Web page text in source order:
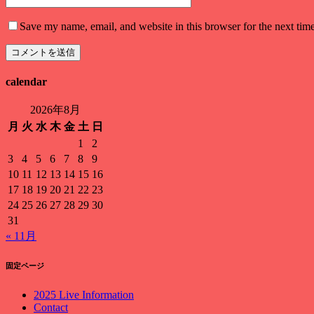
Save my name, email, and website in this browser for the next
calendar
2026年8月
月 火 水 木 金 土 日
1
2
3
4 5 6 7 8
9
10 11 12 13 14 15 16
17 18 19 20 21 22 23
24 25 26 27 28 29 30
31
« 11月
固定ページ
2025 Live Information
Contact